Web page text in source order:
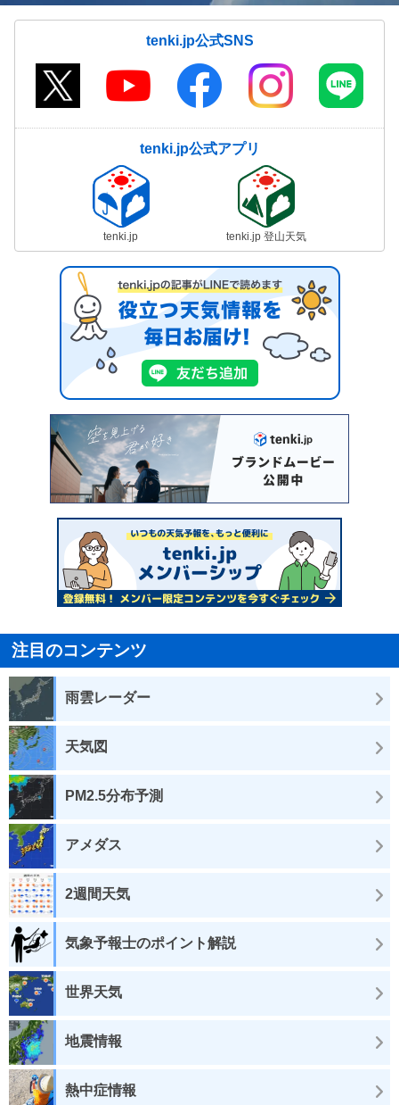
tenki.jp公式SNS
tenki.jp公式アプリ
tenki.jp tenki.jp 登山天気
注目のコンテンツ
雨雲レーダー
天気図
PM2.5分布予測
アメダス
2週間天気
気象予報士のポイント解説
世界天気
地震情報
熱中症情報